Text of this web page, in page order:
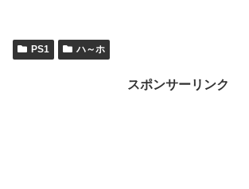
PS1 ハ～ホ
スポンサーリンク